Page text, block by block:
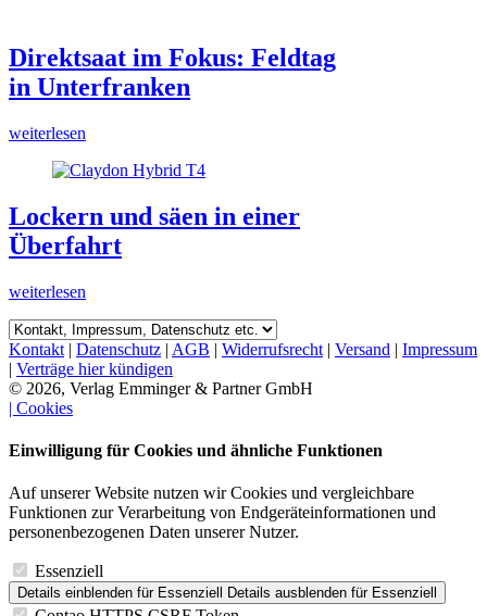
Direktsaat im Fokus: Feldtag
in Unterfranken
weiterlesen
Lockern und säen in einer
Überfahrt
weiterlesen
Kontakt | Datenschutz | AGB | Widerrufsrecht | Versand | Impressum
| Verträge hier kündigen
© 2026, Verlag Emminger & Partner GmbH
| Cookies
Einwilligung für Cookies und ähnliche Funktionen
Auf unserer Website nutzen wir Cookies und vergleichbare
Funktionen zur Verarbeitung von Endgeräteinformationen und
personenbezogenen Daten unserer Nutzer.
Essenziell
Details einblenden für Essenziell Details ausblenden für Essenziell